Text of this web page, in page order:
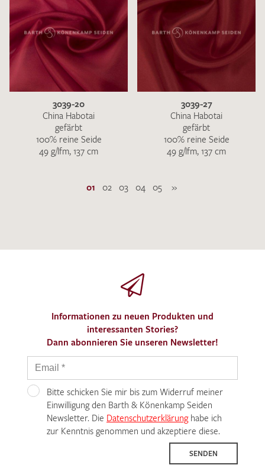
3039-20
China Habotai
gefärbt
100% reine Seide
49 g/lfm, 137 cm
3039-27
China Habotai
gefärbt
100% reine Seide
49 g/lfm, 137 cm
01 02 03 04 05 »
Informationen zu neuen Produkten und
interessanten Stories?
Dann abonnieren Sie unseren Newsletter!
Bitte schicken Sie mir bis zum Widerruf meiner
Einwilligung den Barth & Könenkamp Seiden
Newsletter. Die Datenschutzerklärunghabe ich
zur Kenntnis genommen und akzeptiere diese.
SENDEN